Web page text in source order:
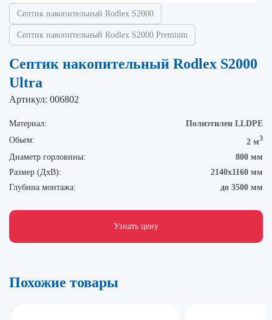
Септик накопительный Rodlex S2000
Септик накопительный Rodlex S2000 Premium
Септик накопительный Rodlex S2000
Ultra
Артикул: 006802
Материал:
Полиэтилен LLDPE
Обьем:
2 м3
Диаметр горловины:
800 мм
Размер (ДхВ):
2140х1160 мм
Глубина монтажа:
до 3500 мм
Узнать цену
Похожие товары